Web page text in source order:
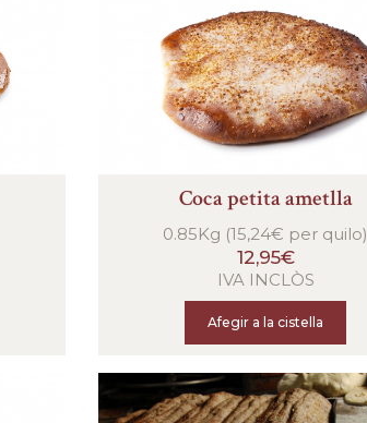
Coca petita ametlla
0.85Kg (15,24€ per quilo)
12,95€
IVA INCLÒS
Afegir a la cistella